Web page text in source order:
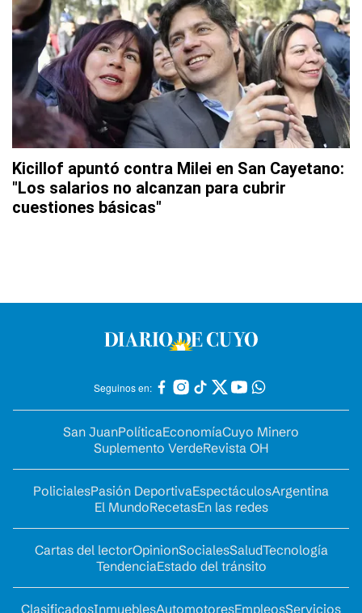
Kicillof apuntó contra Milei en San Cayetano:
"Los salarios no alcanzan para cubrir
cuestiones básicas"
Seguinos en:
San JuanPolíticaEconomíaCuyo Minero
Suplemento VerdeRevista OH
PolicialesPasión DeportivaEspectáculosArgentina
El MundoRecetasEn las redes
Cartas del lectorOpinionSocialesSaludTecnología
TendenciaEstado del tránsito
ClasificadosInmueblesAutomotoresEmpleosServicios